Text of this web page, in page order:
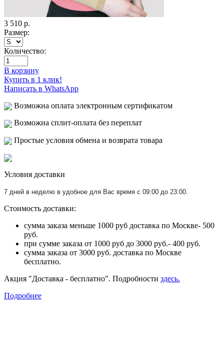
3 510 р.
Размер:
Количество:
В корзину
Купить в 1 клик!
Написать в WhatsApp
Возможна оплата электронным сертификатом
Возможна сплит-оплата без переплат
Простые условия обмена и возврата товара
Условия доставки
7 дней в неделю в удобное для Вас время с 09:00 до 23:00.
Стоимость доставки:
сумма заказа меньше 1000 руб доставка по Москве- 500
руб.
при сумме заказа от 1000 руб до 3000 руб.- 400 руб.
сумма заказа от 3000 руб. доставка по Москве
бесплатно.
Акция "Доставка - бесплатно". Подробности здесь.
Подробнее